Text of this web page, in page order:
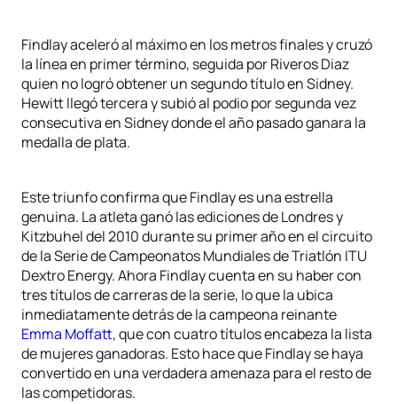
Findlay aceleró al máximo en los metros finales y cruzó
la línea en primer término, seguida por Riveros Diaz
quien no logró obtener un segundo título en Sidney.
Hewitt llegó tercera y subió al podio por segunda vez
consecutiva en Sidney donde el año pasado ganara la
medalla de plata.
Este triunfo confirma que Findlay es una estrella
genuina. La atleta ganó las ediciones de Londres y
Kitzbuhel del 2010 durante su primer año en el circuito
de la Serie de Campeonatos Mundiales de Triatlón ITU
Dextro Energy. Ahora Findlay cuenta en su haber con
tres títulos de carreras de la serie, lo que la ubica
inmediatamente detrás de la campeona reinante
Emma Moffatt, que con cuatro títulos encabeza la lista
de mujeres ganadoras. Esto hace que Findlay se haya
convertido en una verdadera amenaza para el resto de
las competidoras.